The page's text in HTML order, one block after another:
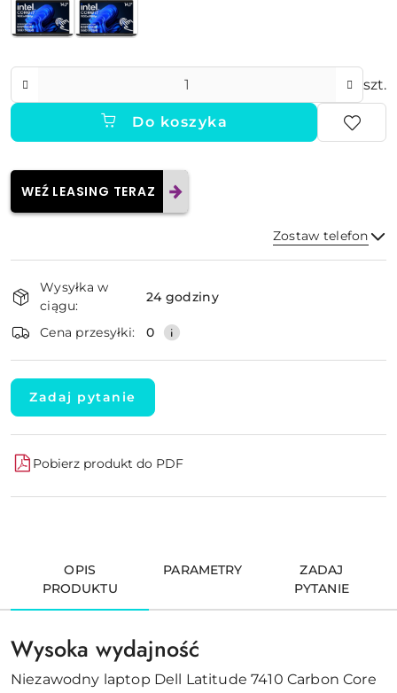
szt.
Do koszyka
WEŹ LEASING TERAZ
Zostaw telefon
i
dostawa
Wysyłka w
ciągu:
24 godziny
Cena przesyłki: 0
Zadaj pytanie
Pobierz produkt do PDF
OPIS
PRODUKTU
PARAMETRY
ZADAJ
PYTANIE
Wysoka wydajność
Niezawodny laptop Dell Latitude 7410 Carbon Core